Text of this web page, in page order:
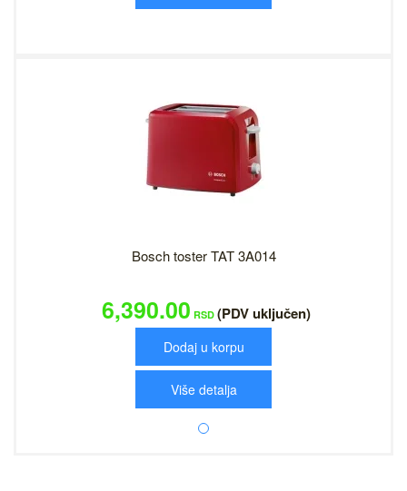
Bosch toster TAT 3A014
6,390.00 RSD (PDV uključen)
Dodaj u korpu
Više detalja